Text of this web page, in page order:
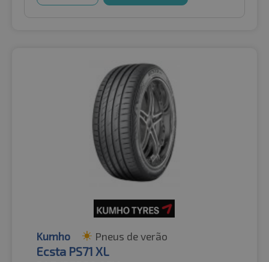
Kumho Pneus de verão
Ecsta PS71 XL